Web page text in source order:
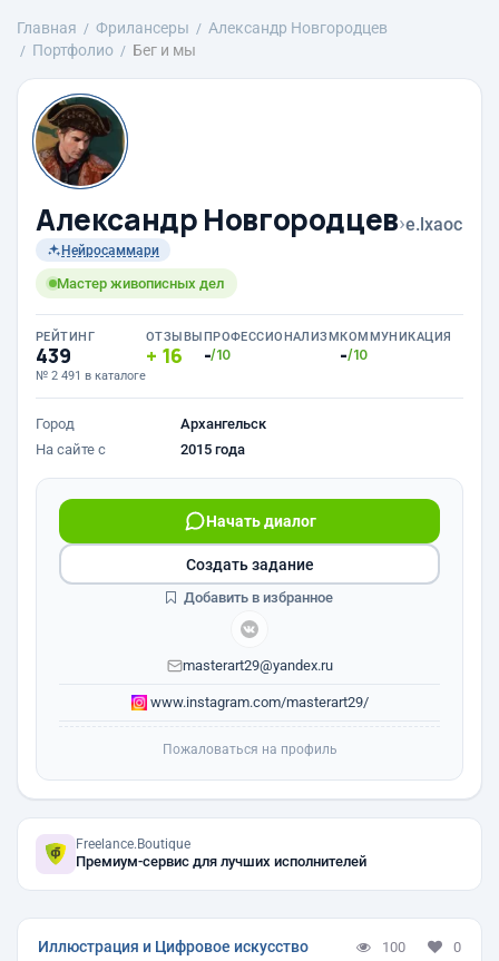
Главная Фрилансеры
Александр Новгородцев
Портфолио
Бег и мы
Александр Новгородцев›e.lxaoc
Нейросаммари
Мастер живописных дел
РЕЙТИНГ
439
№ 2 491 в каталоге
ОТЗЫВЫ
16
ПРОФЕССИОНАЛИЗМ
-/10
КОММУНИКАЦИЯ
-/10
Город
Архангельск
На сайте с
2015 года
Начать диалог
masterart29@yandex.ru
www.instagram.com/masterart29/
Создать задание
Добавить в избранное
Пожаловаться на профиль
Freelance.Boutique
Премиум-сервис для лучших исполнителей
Иллюстрация и Цифровое искусство 100 0